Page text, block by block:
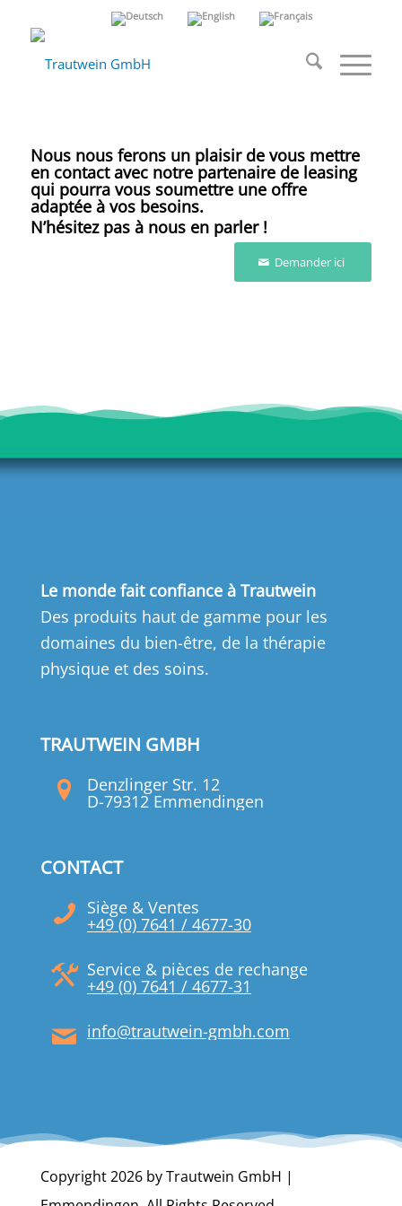
Leasing
Nous nous ferons un plaisir de vous mettre
en contact avec notre partenaire de leasing
qui pourra vous soumettre une offre
adaptée à vos besoins.
N’hésitez pas à nous en parler !
Demander ici
Le monde fait confiance à Trautwein
Des produits haut de gamme pour les
domaines du bien-être, de la thérapie
physique et des soins.
TRAUTWEIN GMBH
Denzlinger Str. 12
D-79312 Emmendingen
CONTACT
Siège & Ventes
+49 (0) 7641 / 4677-30
Service & pièces de rechange
+49 (0) 7641 / 4677-31
info@trautwein-gmbh.com
Copyright 2026 by Trautwein GmbH |